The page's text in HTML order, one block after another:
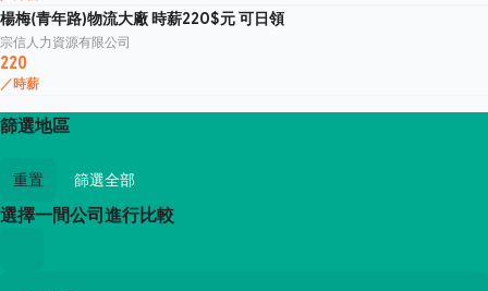
楊梅(青年路)物流大廠 時薪220$元 可日領
宗信人力資源有限公司
220
／時薪
篩選地區
重置 篩選全部
選擇一間公司進行比較